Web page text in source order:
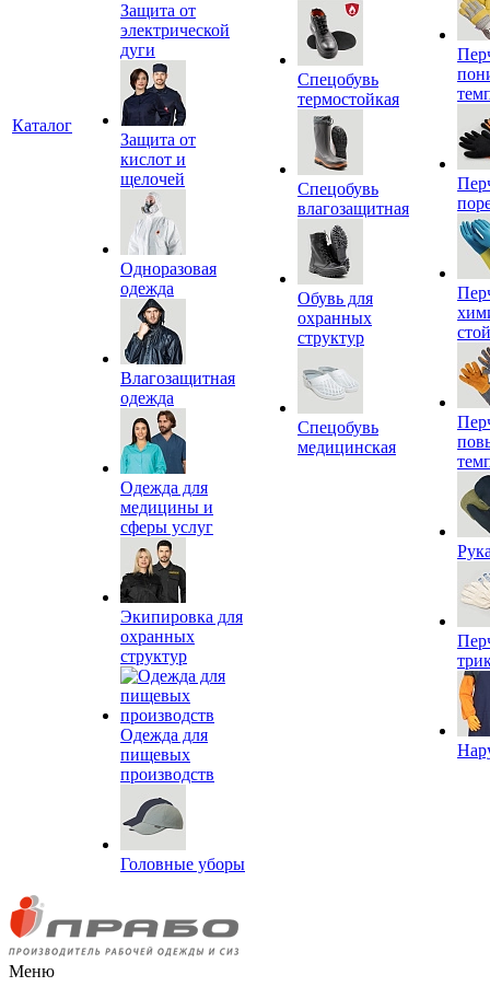
Каталог
Защита от
электрической
дуги
Защита от
кислот и
щелочей
Одноразовая
одежда
Влагозащитная
одежда
Одежда для
медицины и
сферы услуг
Экипировка для
охранных
структур
Одежда для
пищевых
производств
Головные уборы
Спецобувь
термостойкая
Спецобувь
влагозащитная
Обувь для
охранных
структур
Спецобувь
медицинская
Меню